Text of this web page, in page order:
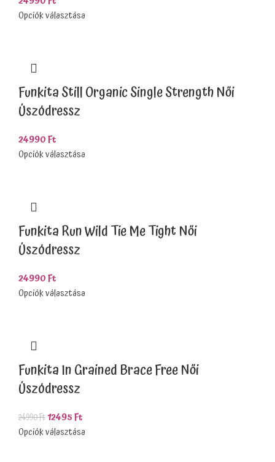
Opciók választása
Funkita Still Organic Single Strength Női
Úszódressz
24990Ft
Opciók választása
Funkita Run Wild Tie Me Tight Női
Úszódressz
24990Ft
Opciók választása
Funkita In Grained Brace Free Női
Úszódressz
24990Ft12495Ft
Opciók választása